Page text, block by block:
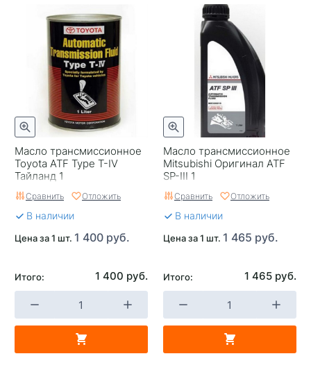
Масло трансмиссионное
Toyota ATF Type T-IV
Тайланд 1
Сравнить Отложить
В наличии
Цена за 1 шт. 1 400 руб.
Итого: 1 400 руб.
Масло трансмиссионное
Mitsubishi Оригинал ATF
SP-III 1
Сравнить Отложить
В наличии
Цена за 1 шт. 1 465 руб.
Итого: 1 465 руб.